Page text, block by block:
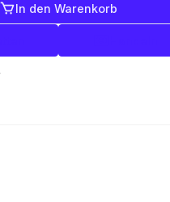
In den Warenkorb